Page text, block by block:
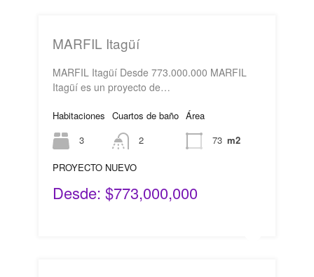
MARFIL Itagüí
MARFIL Itagüí Desde 773.000.000 MARFIL
Itagüí es un proyecto de…
Habitaciones
3
Cuartos de baño
2
Área
73 m2
PROYECTO NUEVO
Desde: $773,000,000